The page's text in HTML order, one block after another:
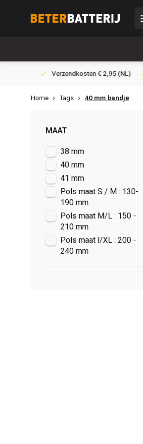
Verzendkosten € 2,95 (NL)
Home Tags 40 mm bandje
MAAT
38 mm
40 mm
41 mm
Pols maat S / M : 130-
190 mm
Pols maat M/L : 150 -
210 mm
Pols maat l/XL : 200 -
240 mm